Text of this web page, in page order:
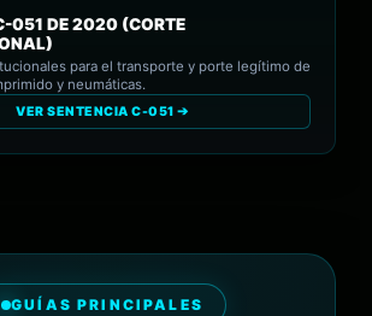
051 DE 2020 (CORTE
para el transporte y porte legítimo de
y neumáticas.
VER SENTENCIA C-051 ➔
GUÍAS PRINCIPALES